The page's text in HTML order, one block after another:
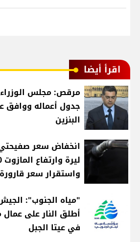
اقرأ أيضا
مرقص: مجلس
جدول أعماله ووافق
البنزين
واستقرار سعر قارورة
"مياه الجنوب":
أطلق النار على
في عيتا الجبل